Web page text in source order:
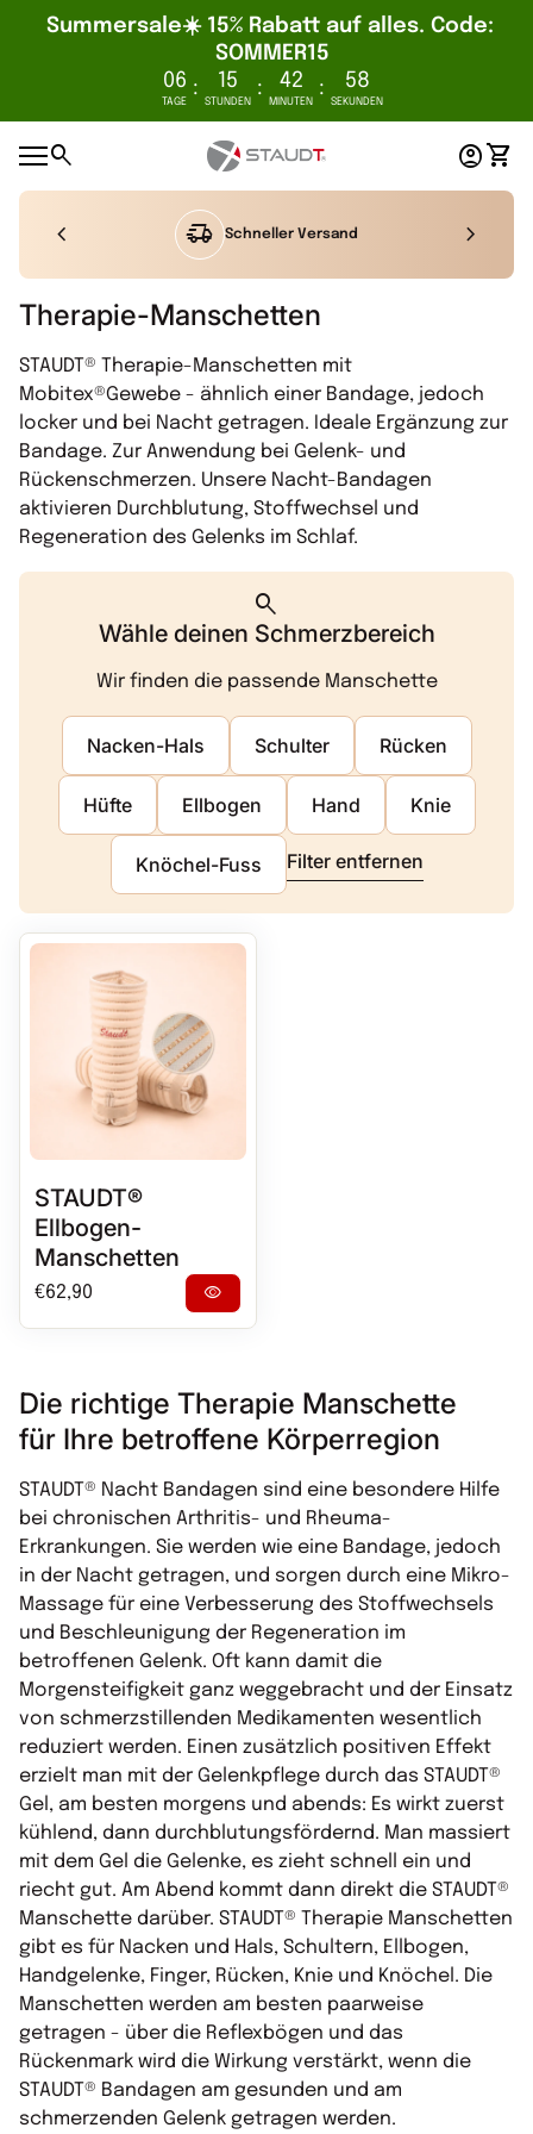
Summersale☀️ 15% Rabatt auf alles. Code:
SOMMER15
06
TAGE
: 15
STUNDEN
: 42
MINUTEN
: 58
SEKUNDEN
Mobile Navigation
search Startseite Konto
account_circleshopping_cart
delivery_truck_speed Schneller Versand
chevron_left chevron_right
Therapie-Manschetten
STAUDT® Therapie-Manschetten mit
Mobitex®Gewebe - ähnlich einer Bandage, jedoch
locker und bei Nacht getragen. Ideale Ergänzung zur
Bandage. Zur Anwendung bei Gelenk- und
Rückenschmerzen. Unsere Nacht-Bandagen
aktivieren Durchblutung, Stoffwechsel und
Regeneration des Gelenks im Schlaf.
search
Wähle deinen Schmerzbereich
Wir finden die passende Manschette
Nacken-Hals Schulter Rücken
Hüfte Ellbogen Hand Knie
Knöchel-Fuss Filter entfernen
STAUDT®
Ellbogen-
Manschetten
Regulärer Preis
€62,90 visibility
Die richtige Therapie Manschette
für Ihre betroffene Körperregion
STAUDT® Nacht Bandagen sind eine besondere Hilfe
bei chronischen Arthritis- und Rheuma-
Erkrankungen. Sie werden wie eine Bandage, jedoch
in der Nacht getragen, und sorgen durch eine Mikro-
Massage für eine Verbesserung des Stoffwechsels
und Beschleunigung der Regeneration im
betroffenen Gelenk. Oft kann damit die
Morgensteifigkeit ganz weggebracht und der Einsatz
von schmerzstillenden Medikamenten wesentlich
reduziert werden. Einen zusätzlich positiven Effekt
erzielt man mit der Gelenkpflege durch das STAUDT®
Gel, am besten morgens und abends: Es wirkt zuerst
kühlend, dann durchblutungsfördernd. Man massiert
mit dem Gel die Gelenke, es zieht schnell ein und
riecht gut. Am Abend kommt dann direkt die STAUDT®
Manschette darüber. STAUDT® Therapie Manschetten
gibt es für Nacken und Hals, Schultern, Ellbogen,
Handgelenke, Finger, Rücken, Knie und Knöchel. Die
Manschetten werden am besten paarweise
getragen - über die Reflexbögen und das
Rückenmark wird die Wirkung verstärkt, wenn die
STAUDT® Bandagen am gesunden und am
schmerzenden Gelenk getragen werden.